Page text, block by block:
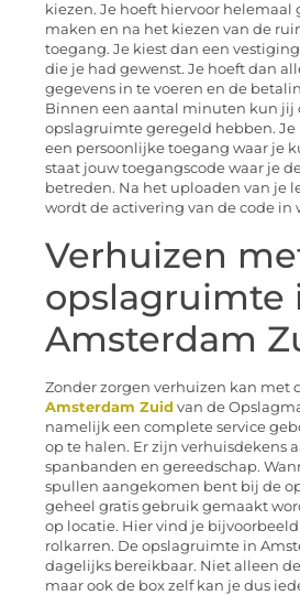
kiezen. Je hoeft hiervoor helemaal
maken en na het kiezen van de
toegang. Je kiest dan een
die je had gewenst. Je hoeft dan
gegevens in te voeren en de
Binnen een aantal minuten kun jij
opslagruimte geregeld hebben.
een persoonlijke toegang waar je
staat jouw toegangscode waar je
betreden. Na het uploaden van je
wordt de activering van de code in
Verhuizen
opslagruimte
Amsterdam
Zonder zorgen verhuizen kan met
Amsterdam Zuid van de
namelijk een complete service
op te halen. Er zijn verhuisdekens
spanbanden en gereedschap.
spullen aangekomen bent bij de
geheel gratis gebruik gemaakt
op locatie. Hier vind je
rolkarren. De opslagruimte in
dagelijks bereikbaar. Niet alleen
maar ook de box zelf kan je dus